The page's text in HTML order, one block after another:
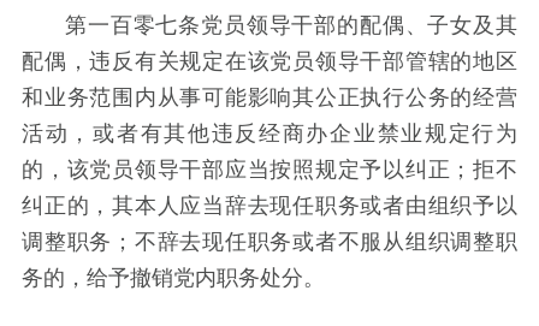
第一百零七条党员领导干部的配偶、子女及其
配偶，违反有关规定在该党员领导干部管辖的地区
和业务范围内从事可能影响其公正执行公务的经营
活动，或者有其他违反经商办企业禁业规定行为
的，该党员领导干部应当按照规定予以纠正；拒不
纠正的，其本人应当辞去现任职务或者由组织予以
调整职务；不辞去现任职务或者不服从组织调整职
务的，给予撤销党内职务处分。